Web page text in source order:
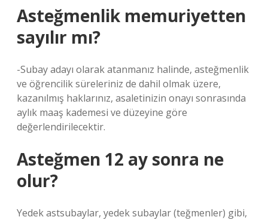
Asteğmenlik memuriyetten
sayılır mı?
-Subay adayı olarak atanmanız halinde, asteğmenlik
ve öğrencilik süreleriniz de dahil olmak üzere,
kazanılmış haklarınız, asaletinizin onayı sonrasında
aylık maaş kademesi ve düzeyine göre
değerlendirilecektir.
Asteğmen 12 ay sonra ne
olur?
Yedek astsubaylar, yedek subaylar (teğmenler) gibi,